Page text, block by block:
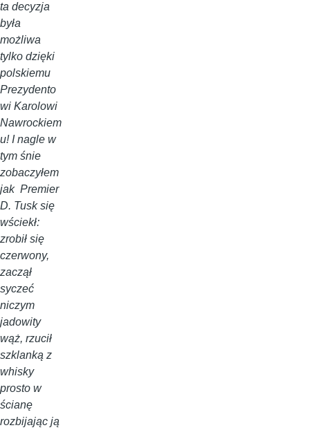
ta decyzja
była
możliwa
tylko dzięki
polskiemu
Prezydento
wi Karolowi
Nawrockiem
u! I nagle w
tym śnie
zobaczyłem
jak Premier
D. Tusk się
wściekł:
zrobił się
czerwony,
zaczął
syczeć
niczym
jadowity
wąż, rzucił
szklanką z
whisky
prosto w
ścianę
rozbijając ją